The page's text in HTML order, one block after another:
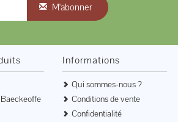
M'abonner
Informations
Qui sommes-nous ?
Conditions de vente
Confidentialité